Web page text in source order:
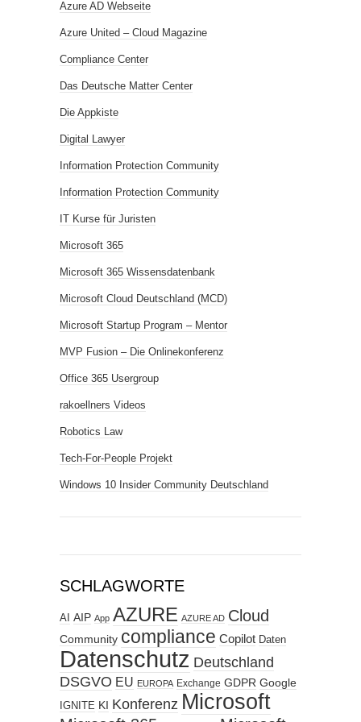
Azure AD Webseite
Azure United – Cloud Magazine
Compliance Center
Das Deutsche Matter Center
Die Appkiste
Digital Lawyer
Information Protection Community
Information Protection Community
IT Kurse für Juristen
Microsoft 365
Microsoft 365 Wissensdatenbank
Microsoft Cloud Deutschland (MCD)
Microsoft Startup Program – Mentor
MVP Fusion – Die Onlinekonferenz
Office 365 Usergroup
rakoellners Videos
Robotics Law
Tech-For-People Projekt
Windows 10 Insider Community Deutschland
SCHLAGWORTE
AI AIP App AZURE AZURE AD Cloud
Community compliance Copilot Daten
Datenschutz Deutschland
DSGVO EU EUROPA Exchange GDPR Google
IGNITE KI Konferenz Microsoft